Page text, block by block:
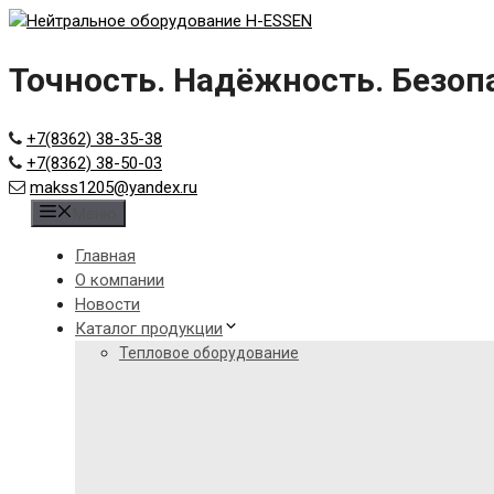
Skip
content
Точность. Надёжность.
+7(8362) 38-35-38
+7(8362) 38-50-03
makss1205@yandex.ru
Главная
О компании
Новости
Каталог продукции
Тепловое оборудование